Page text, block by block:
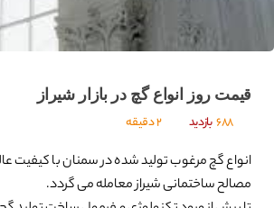
قیمت روز انواع گچ در بازار شیراز
688بازدید 2 دقیقه
انواع گچ مرغوب تولید شده در سمنان با کیفیت
مصالح ساختمانی شیراز معامله می گردد.